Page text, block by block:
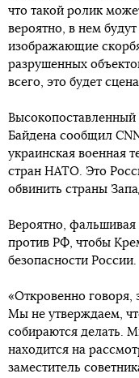
что такой ролик
вероятно, в нем
изображающие
разрушенных
всего, это будет
Высокопоставленный
Байдена сообщил
украинская военная
стран НАТО. Это
обвинить страны
Вероятно, фальшивая
против РФ, чтобы
безопасности России.
«Откровенно говоря,
Мы не утверждаем,
собираются делать.
находится на
заместитель